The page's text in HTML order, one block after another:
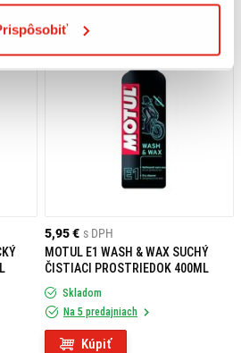
5,95 € s DPH
MOTUL E1 WASH & WAX SUCHÝ
ČISTIACI PROSTRIEDOK 400ML
Skladom
Na 5 predajniach
Kúpiť